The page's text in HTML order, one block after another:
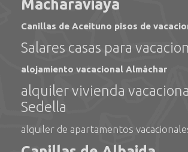
Macharaviaya
Canillas de Aceituno pisos de
Salares casas para
alojamiento vacacional Almáchar
alquiler vivienda
Sedella
alquiler de apartamentos